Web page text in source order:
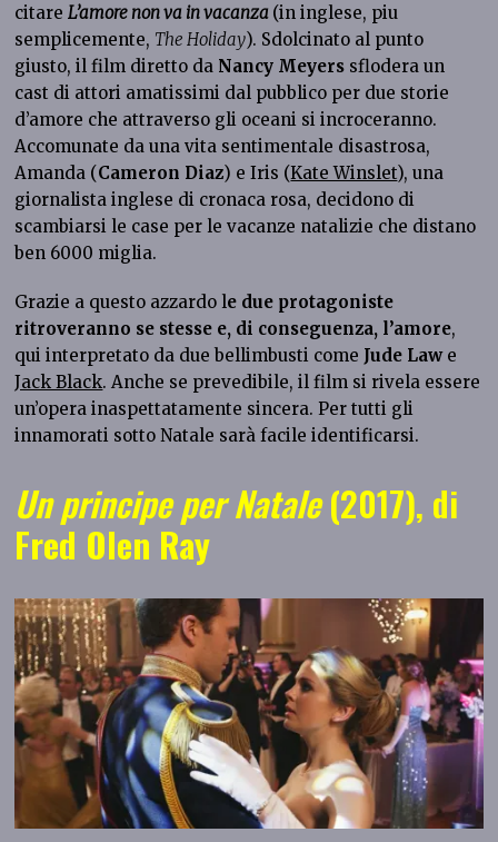
citareL’amore non va in vacanza (in inglese, piu
semplicemente, The Holiday). Sdolcinato al punto
giusto, il film diretto da Nancy Meyers sflodera un
cast di attori amatissimi dal pubblico per due storie
d’amore che attraverso gli oceani si incroceranno.
Accomunate da una vita sentimentale disastrosa,
Amanda (Cameron Diaz) e Iris (Kate Winslet), una
giornalista inglese di cronaca rosa, decidono di
scambiarsi le case per le vacanze natalizie che distano
ben 6000 miglia.
Grazie a questo azzardo le due protagoniste
ritroveranno se stesse e, di conseguenza, l’amore,
qui interpretato da due bellimbusti come Jude Lawe
Jack Black. Anche se prevedibile, il film si rivela essere
un’opera inaspettatamente sincera. Per tutti gli
innamorati sotto Natale sarà facile identificarsi.
Un principe per Natale(2017), di
Fred Olen Ray